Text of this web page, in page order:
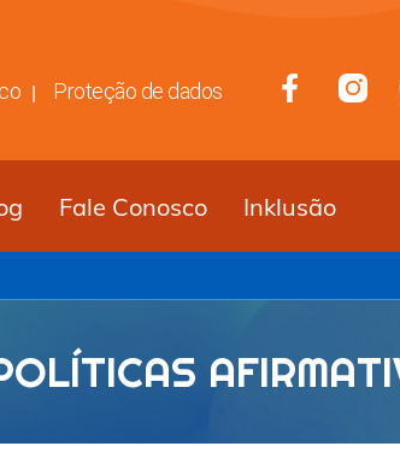
Proteção de dados
Fale Conosco Inklusão